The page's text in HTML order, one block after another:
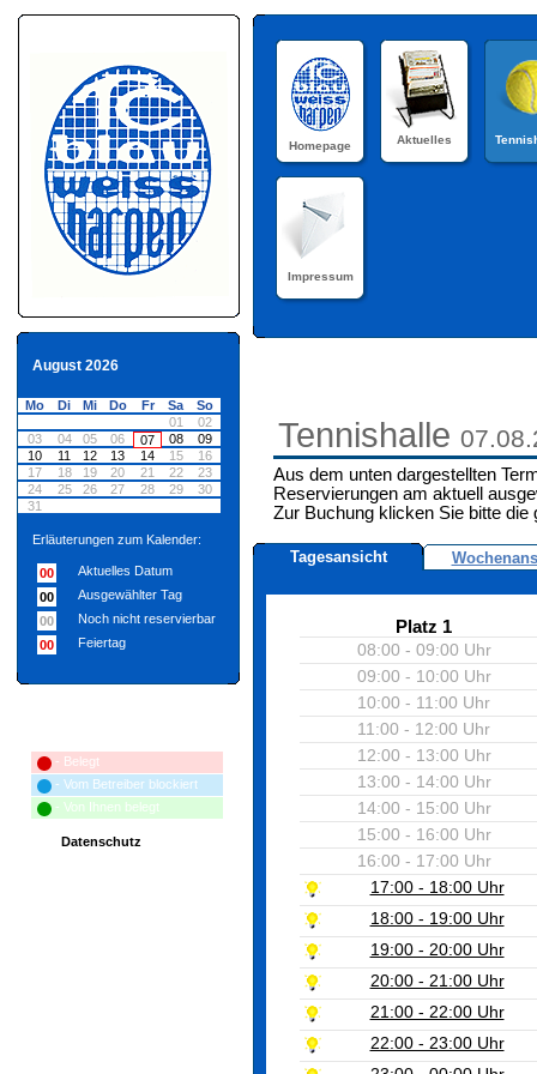
August 2026
Mo Di Mi Do Fr Sa
So
01
02
03
04 05 06 07 08
09
10
11 12 13 14 15
16
17
18 19 20 21 22
23
24
25 26 27 28 29
30
31
Erläuterungen zum Kalender:
00
Aktuelles Datum
00
Ausgewählter Tag
00
Noch nicht reservierbar
00
Feiertag
- Belegt
- Vom Betreiber blockiert
- Von Ihnen belegt
Datenschutz
Homepage Aktuelles
Impressum
Tennishalle
Aus dem unten dargestellten
Reservierungen am aktuell
Zur Buchung klicken Sie bitte die
Tagesansicht
Platz 1
08:00 - 09:00 Uhr
09:00 - 10:00 Uhr
10:00 - 11:00 Uhr
11:00 - 12:00 Uhr
12:00 - 13:00 Uhr
13:00 - 14:00 Uhr
14:00 - 15:00 Uhr
15:00 - 16:00 Uhr
16:00 - 17:00 Uhr
17:00 - 18:00 Uhr
18:00 - 19:00 Uhr
19:00 - 20:00 Uhr
20:00 - 21:00 Uhr
21:00 - 22:00 Uhr
22:00 - 23:00 Uhr